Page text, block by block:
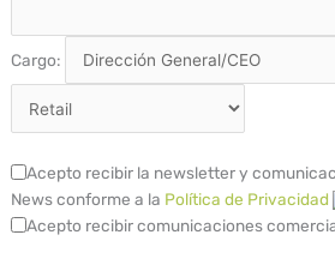
Cargo:
Acepto recibir la newsletter y
News conforme a la Política de Privacidad
Acepto recibir comunicaciones